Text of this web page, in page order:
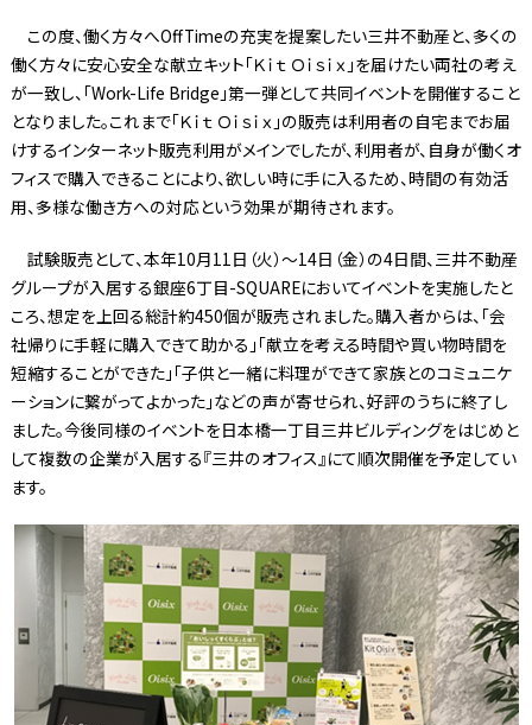
この度、働く方々へOffTimeの充実を提案したい三井不動産と、多くの
働く方々に安心安全な献立キット「Ｋｉｔ Ｏｉｓｉｘ」を届けたい両社の考え
が一致し、「Work-Life Bridge」第一弾として共同イベントを開催すること
となりました。これまで「Ｋｉｔ Ｏｉｓｉｘ」の販売は利用者の自宅までお届
けするインターネット販売利用がメインでしたが、利用者が、自身が働くオ
フィスで購入できることにより、欲しい時に手に入るため、時間の有効活
用、多様な働き方への対応という効果が期待されます。
試験販売として、本年10月11日（火）～14日（金）の4日間、三井不動産
グループが入居する銀座6丁目-SQUAREにおいてイベントを実施したと
ころ、想定を上回る総計約450個が販売されました。購入者からは、「会
社帰りに手軽に購入できて助かる」「献立を考える時間や買い物時間を
短縮することができた」「子供と一緒に料理ができて家族とのコミュニケ
ーションに繋がってよかった」などの声が寄せられ、好評のうちに終了し
ました。今後同様のイベントを日本橋一丁目三井ビルディングをはじめと
して複数の企業が入居する『三井のオフィス』にて順次開催を予定してい
ます。